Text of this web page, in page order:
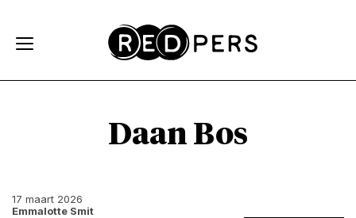
Daan Bos
17 maart 2026
Emmalotte Smit